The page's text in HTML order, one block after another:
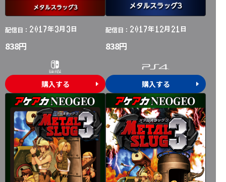
配信日： 2017年3月 3日
838円
購入する
配信日： 2017年12月 21日
838円
購入する